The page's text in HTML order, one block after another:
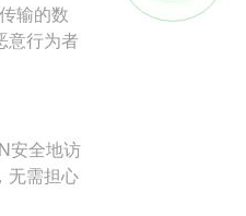
输的数
意行为者
安全地访
无需担心